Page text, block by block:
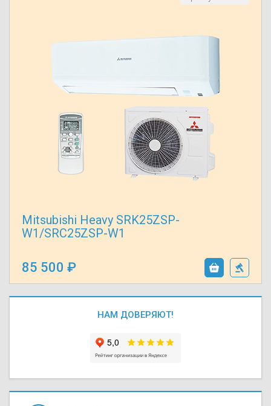
Mitsubishi Heavy SRK25ZSP-
W1/SRC25ZSP-W1
85 500
НАМ ДОВЕРЯЮТ!